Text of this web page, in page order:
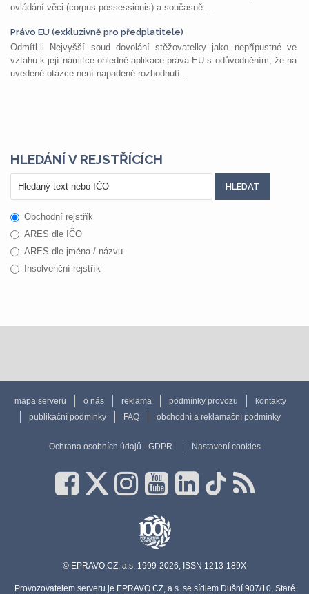
ovládání věci (corpus possessionis) a současně...
Právo EU (exkluzivně pro předplatitele)
Odmítl-li Nejvyšší soud dovolání stěžovatelky jako nepřípustné ve
vztahu k její námitce ohledně aplikace práva EU s odůvodněním, že na
uvedené otázce není napadené rozhodnutí...
HLEDÁNÍ V REJSTŘÍCÍCH
Obchodní rejstřík
ARES dle IČO
ARES dle jména / názvu
Insolvenční rejstřík
mapa serveru o nás reklama podmínky provozu
kontakty
publikační podmínky
FAQ obchodní a reklamační podmínky
Ochrana osobních údajů - GDPR Nastavení cookies
© EPRAVO.CZ, a.s. 1999-2026, ISSN 1213-189X
Provozovatelem serveru je EPRAVO.CZ, a.s. se sídlem Dušní 907/10, Staré